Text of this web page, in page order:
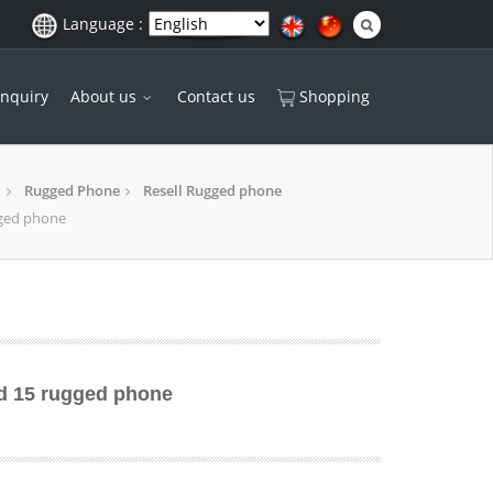
Language :
About us Contact us Shopping
Rugged Phone
Resell Rugged phone
phone
15 rugged phone